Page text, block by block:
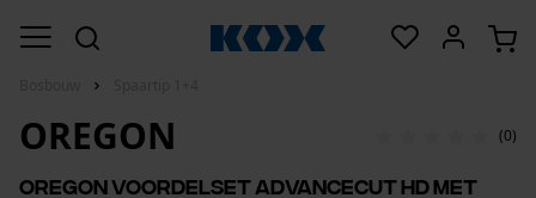
OREGON (0)
Oregon voordelset AdvanceCut HD met